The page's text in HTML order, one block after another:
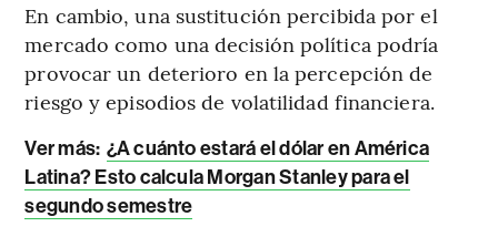
En cambio, una sustitución percibida por el
mercado como una decisión política podría
provocar un deterioro en la percepción de
riesgo y episodios de volatilidad financiera.
Ver más: ¿A cuánto estará el dólar en América
Latina? Esto calcula Morgan Stanley para el
segundo semestre